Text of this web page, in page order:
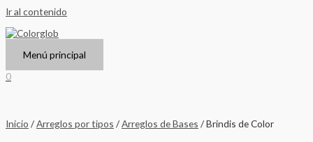
Ir al contenido
Menú principal
0
Inicio /Arreglos por tipos /Arreglos de Bases / Brindis de Color